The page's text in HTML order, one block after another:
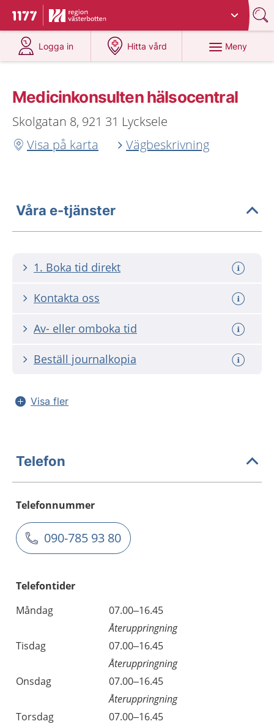
Till startsidan för 1177
Du har valt region
Logga in
på 1177.se
Hitta vård
på 1177.se
Meny
Medicinkonsulten hälsocentral
Skolgatan 8, 921 31 Lycksele
Visa på karta
Vägbeskrivning
Våra e-tjänster
1. Boka tid direkt
Kontakta oss
Av- eller omboka tid
Beställ journalkopia
Visa fler
Telefon
Telefonnummer
090-785 93 80
Telefontider
Måndag
07.00–16.45
Återuppringning
Tisdag
07.00–16.45
Återuppringning
Onsdag
07.00–16.45
Återuppringning
Torsdag
07.00–16.45